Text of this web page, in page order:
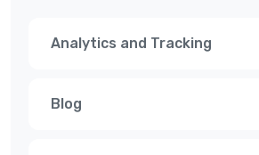
Analytics and Tracking
Blog